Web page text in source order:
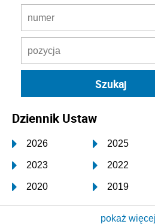
Dziennik Ustaw
2026 2025
2023 2022
2020 2019
2017 2016
pokaż więcej